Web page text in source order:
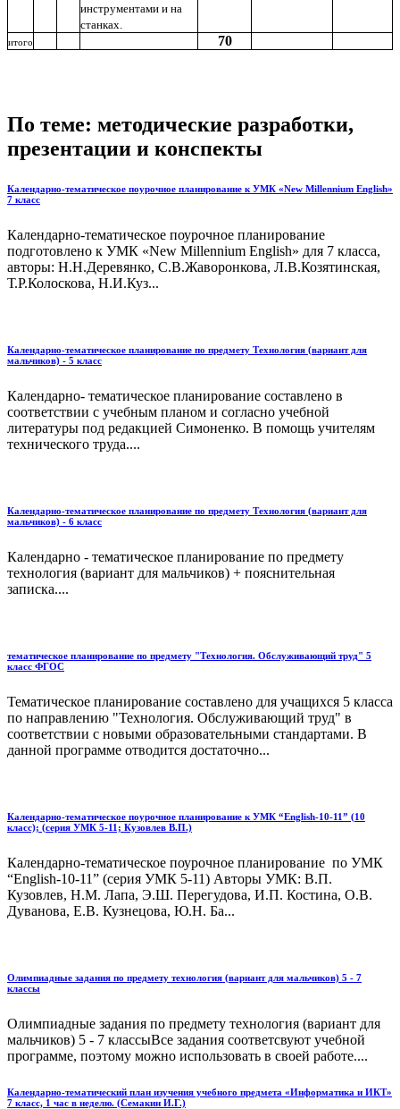
инструментами и на
станках.
итого 70
По теме: методические разработки,
презентации и конспекты
Календарно-тематическое поурочное планирование к УМК «New Millennium English»
7 класс
Календарно-тематическое поурочное планирование
подготовлено к УМК «New Millennium English» для 7 класса,
авторы: Н.Н.Деревянко, С.В.Жаворонкова, Л.В.Козятинская,
Т.Р.Колоскова, Н.И.Куз...
Календарно-тематическое планирование по предмету Технология (вариант для
мальчиков) - 5 класс
Календарно- тематическое планирование составлено в
соответствии с учебным планом и согласно учебной
литературы под редакцией Симоненко. В помощь учителям
технического труда....
Календарно-тематическое планирование по предмету Технология (вариант для
мальчиков) - 6 класс
Календарно - тематическое планирование по предмету
технология (вариант для мальчиков) + пояснительная
записка....
тематическое планирование по предмету "Технология. Обслуживающий труд" 5
класс ФГОС
Тематическое планирование составлено для учащихся 5 класса
по направлению "Технология. Обслуживающий труд" в
соответствии с новыми образовательными стандартами. В
данной программе отводится достаточно...
Календарно-тематическое поурочное планирование к УМК “English-10-11” (10
класс); (серия УМК 5-11; Кузовлев В.П.)
Календарно-тематическое поурочное планирование по УМК
“English-10-11” (серия УМК 5-11) Авторы УМК: В.П.
Кузовлев, Н.М. Лапа, Э.Ш. Перегудова, И.П. Костина, О.В.
Дуванова, Е.В. Кузнецова, Ю.Н. Ба...
Олимпиадные задания по предмету технология (вариант для мальчиков) 5 - 7
классы
Олимпиадные задания по предмету технология (вариант для
мальчиков) 5 - 7 классыВсе задания соответсвуют учебной
программе, поэтому можно использовать в своей работе....
Календарно-тематический план изучения учебного предмета «Информатика и ИКТ»
7 класс, 1 час в неделю. (Семакин И.Г.)